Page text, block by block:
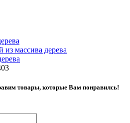
из массива дерева
товары, которые Вам понравилсь!